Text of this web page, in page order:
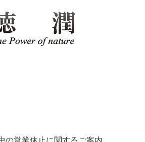
の営業休止に関するご案内